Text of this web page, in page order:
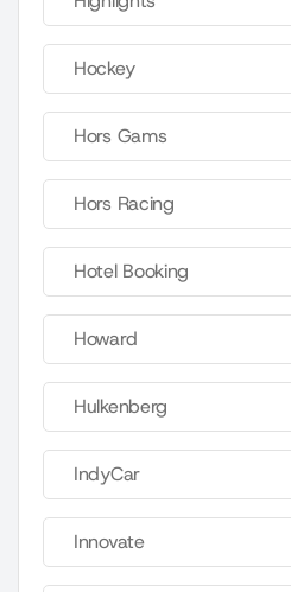
Hockey
Hors Gams
Hors Racing
Hotel Booking
Howard
Hulkenberg
IndyCar
Innovate